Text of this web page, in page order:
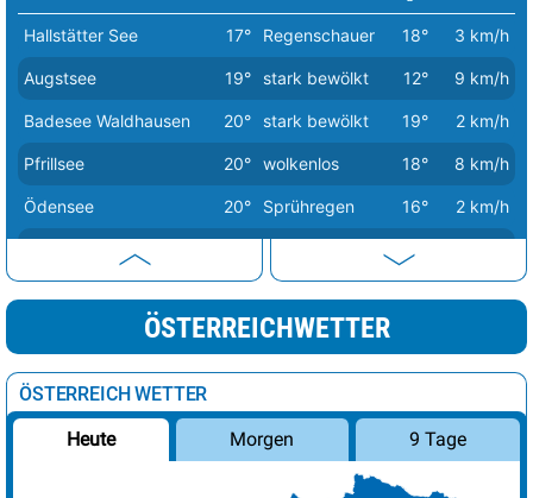
Hallstätter See 17° Regenschauer 18° 3 km/h
Augstsee 19° stark bewölkt 12° 9 km/h
Badesee Waldhausen 20° stark bewölkt 19° 2 km/h
Pfrillsee 20° wolkenlos 18° 8 km/h
Ödensee 20° Sprühregen 16° 2 km/h
Heiterwanger See 15°
21° wolkenlos
Badesee Klaffer 21° wolkenlos 18° 11 km/h
Gasteiner Badesee 21° Dunst 15° 2 km/h
21° stark bewölkt 16° 1 km/h
ÖSTERREICHWETTER
ÖSTERREICH WETTER
Heute Morgen 9 Tage